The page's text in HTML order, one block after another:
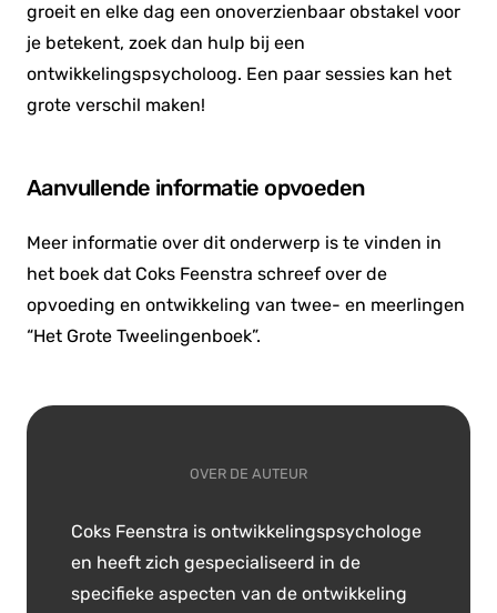
groeit en elke dag een onoverzienbaar obstakel voor
je betekent, zoek dan hulp bij een
ontwikkelingspsycholoog. Een paar sessies kan het
grote verschil maken!
Aanvullende informatie opvoeden
Meer informatie over dit onderwerp is te vinden in
het boek dat Coks Feenstra schreef over de
opvoeding en ontwikkeling van twee- en meerlingen
“Het Grote Tweelingenboek”.
OVER DE AUTEUR
Coks Feenstra is ontwikkelingspsychologe
en heeft zich gespecialiseerd in de
specifieke aspecten van de ontwikkeling